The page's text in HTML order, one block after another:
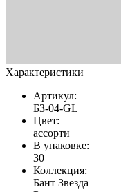
Характеристики
Артикул:
БЗ-04-GL
Цвет:
ассорти
В упаковке:
30
Коллекция:
Бант Звезда